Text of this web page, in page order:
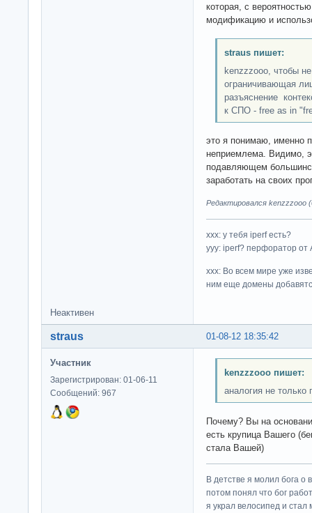
которая, с
модификацию и
straus пишет:
kenzzzooo, чтобы
ограничивающая
разъяснение
к СПО - free as in
это я понимаю, именно
неприемлема. Видимо,
подавляющем
заработать на своих
Редактировался kenzzzooo
ххх: у тебя iperf есть?
yyy: iperf? перфоратор от
xxx: Во всем мире уже
ним еще домены
Неактивен
01-08-12 18:35:42
straus
Участник
Зарегистрирован: 01-06-11
Сообщений: 967
kenzzzooo пишет:
аналогия не только
Почему? Вы на
есть крупица Вашего
стала Вашей)
В детстве я молил бога о
потом понял что бог
я украл велосипед и стал